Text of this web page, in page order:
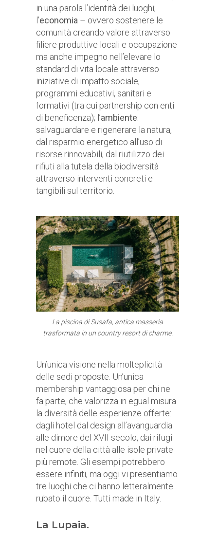
in una parola l’identità dei luoghi;
l’economia – ovvero sostenere le
comunità creando valore attraverso
filiere produttive locali e occupazione
ma anche impegno nell’elevare lo
standard di vita locale attraverso
iniziative di impatto sociale,
programmi educativi, sanitari e
formativi (tra cui partnership con enti
di beneficenza); l’ambiente:
salvaguardare e rigenerare la natura,
dal risparmio energetico all’uso di
risorse rinnovabili, dal riutilizzo dei
rifiuti alla tutela della biodiversità
attraverso interventi concreti e
tangibili sul territorio.
La piscina di Susafa, antica masseria
trasformata in un country resort di charme.
Un’unica visione nella molteplicità
delle sedi proposte. Un’unica
membership vantaggiosa per chi ne
fa parte, che valorizza in egual misura
la diversità delle esperienze offerte:
dagli hotel dal design all’avanguardia
alle dimore del XVII secolo, dai rifugi
nel cuore della città alle isole private
più remote. Gli esempi potrebbero
essere infiniti, ma oggi vi presentiamo
tre luoghi che ci hanno letteralmente
rubato il cuore. Tutti made in Italy.
La Lupaia.